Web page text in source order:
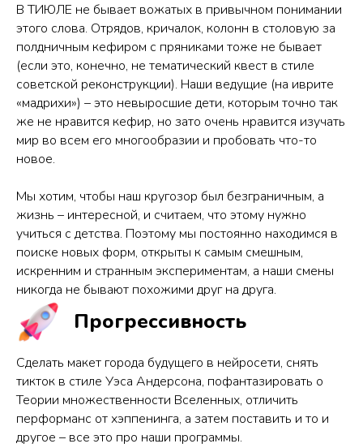
В ТИЮЛЕ не бывает вожатых в привычном понимании
этого слова. Отрядов, кричалок, колонн в столовую за
полдничным кефиром с пряниками тоже не бывает
(если это, конечно, не тематический квест в стиле
советской реконструкции). Наши ведущие (на иврите
«мадрихи») – это невыросшие дети, которым точно так
же не нравится кефир, но зато очень нравится изучать
мир во всем его многообразии и пробовать что-то
новое.
Мы хотим, чтобы наш кругозор был безграничным, а
жизнь – интересной, и считаем, что этому нужно
учиться с детства. Поэтому мы постоянно находимся в
поиске новых форм, открыты к самым смешным,
искренним и странным экспериментам, а наши смены
никогда не бывают похожими друг на друга.
Прогрессивность
Сделать макет города будущего в нейросети, снять
тикток в стиле Уэса Андерсона, пофантазировать о
Теории множественности Вселенных, отличить
перформанс от хэппенинга, а затем поставить и то и
другое – все это про наши программы.